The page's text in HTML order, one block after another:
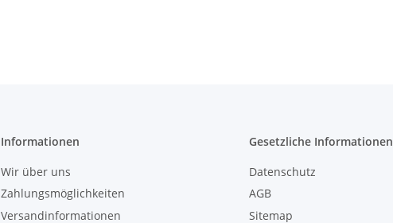
Informationen
Wir über uns
Zahlungsmöglichkeiten
Versandinformationen
Gesetzliche Informationen
Datenschutz
AGB
Sitemap